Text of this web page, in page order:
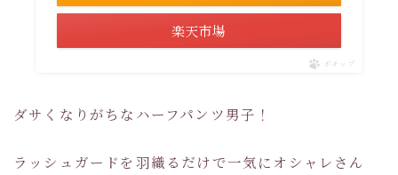
楽天市場
ポチップ
ダサくなりがちなハーフパンツ男子！
ラッシュガードを羽織るだけで一気にオシャレさん